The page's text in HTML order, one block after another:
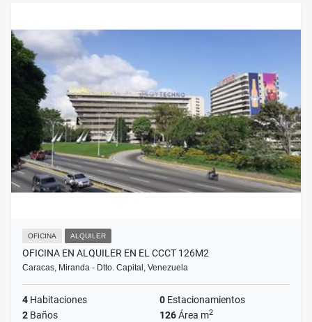
OFICINA ALQUILER
OFICINA EN ALQUILER EN EL CCCT 126M2
Caracas, Miranda - Dtto. Capital, Venezuela
4 Habitaciones 0 Estacionamientos
2 Baños 126Área m2